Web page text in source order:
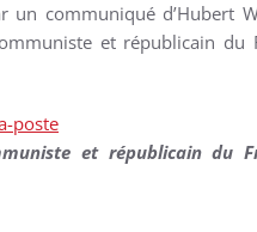
communiqué d’Hubert
et républicain du
poste
et républicain du